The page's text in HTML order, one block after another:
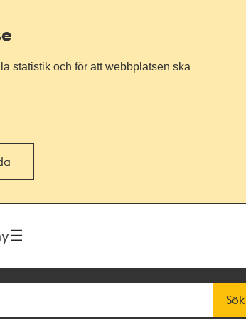
statistik och för att webbplatsen ska
Sök